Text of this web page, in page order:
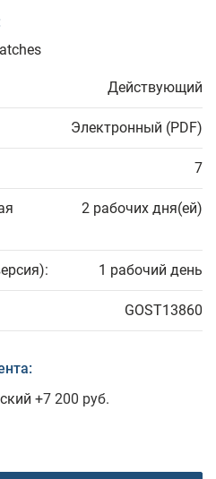
Действующий
Электронный (PDF)
7
2 рабочих дня(ей)
1 рабочий день
GOST13860
+7 200 руб.